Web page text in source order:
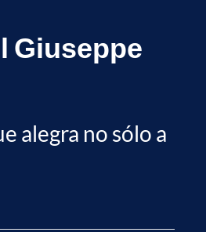
Giuseppe
alegra no sólo a